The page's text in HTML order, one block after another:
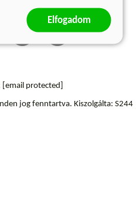
[email protected]
jog fenntartva. Kiszolgálta: S244
Elfogadom